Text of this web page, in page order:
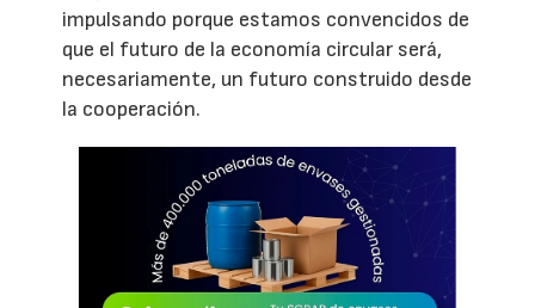
impulsando porque estamos convencidos de
que el futuro de la economía circular será,
necesariamente, un futuro construido desde
la cooperación.